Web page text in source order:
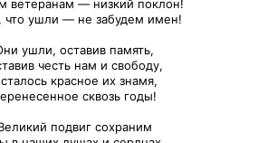
ветеранам — низкий поклон!
что ушли — не забудем имен!
ушли, оставив память,
честь нам и свободу,
красное их знамя,
сквозь годы!
подвиг сохраним